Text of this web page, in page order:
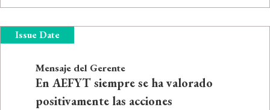
Issue Date
Mensaje del Gerente
En AEFYT siempre se ha valorado
positivamente las acciones